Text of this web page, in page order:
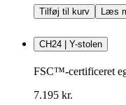
Tilføj til kurv Læs
CH24 | Y-stolen
FSC™-certificeret
7.195 kr.